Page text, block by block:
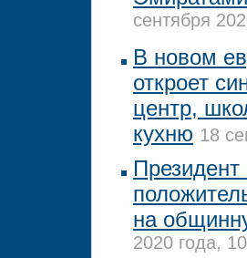
сентября
В новом
откроет
центр,
кухню 18
на
2020 года,